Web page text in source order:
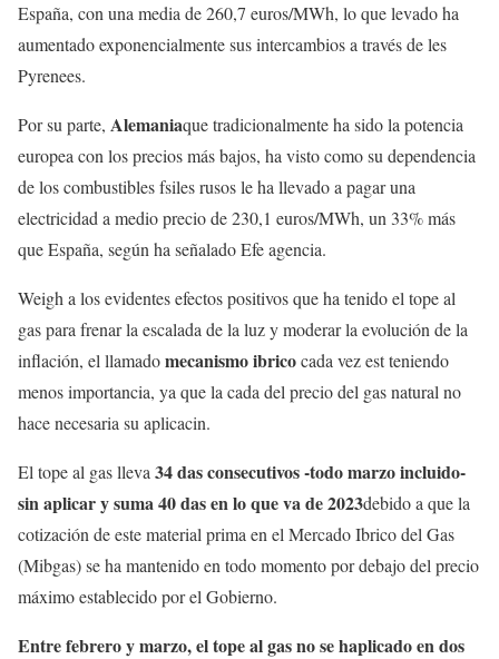
España, con una media de 260,7 euros/MWh, lo que levado ha
aumentado exponencialmente sus intercambios a través de les
Pyrenees.
Por su parte, Alemaniaque tradicionalmente ha sido la potencia
europea con los precios más bajos, ha visto como su dependencia
de los combustibles fsiles rusos le ha llevado a pagar una
electricidad a medio precio de 230,1 euros/MWh, un 33% más
que España, según ha señalado Efe agencia.
Weigh a los evidentes efectos positivos que ha tenido el tope al
gas para frenar la escalada de la luz y moderar la evolución de la
inflación, el llamadomecanismo ibricocada vez est teniendo
menos importancia, ya que la cada del precio del gas natural no
hace necesaria su aplicacin.
El tope al gas lleva 34 das consecutivos -todo marzo incluido-
sin aplicar y suma 40 das en lo que va de 2023debido a que la
cotización de este material prima en el Mercado Ibrico del Gas
(Mibgas) se ha mantenido en todo momento por debajo del precio
máximo establecido por el Gobierno.
Entre febrero y marzo, el tope al gas no se haplicado en dos